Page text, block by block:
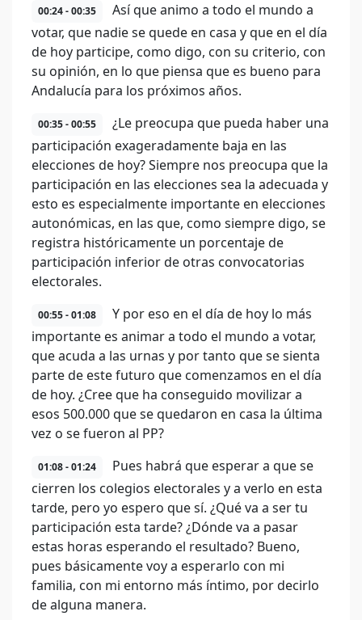
00:24 - 00:35
Así que animo a todo el mundo a
votar, que nadie se quede en casa y que en el día
de hoy participe, como digo, con su criterio, con
su opinión, en lo que piensa que es bueno para
Andalucía para los próximos años.
00:35 - 00:55
¿Le preocupa que pueda haber una
participación exageradamente baja en las
elecciones de hoy? Siempre nos preocupa que la
participación en las elecciones sea la adecuada y
esto es especialmente importante en elecciones
autonómicas, en las que, como siempre digo, se
registra históricamente un porcentaje de
participación inferior de otras convocatorias
electorales.
00:55 - 01:08
Y por eso en el día de hoy lo más
importante es animar a todo el mundo a votar,
que acuda a las urnas y por tanto que se sienta
parte de este futuro que comenzamos en el día
de hoy. ¿Cree que ha conseguido movilizar a
esos 500.000 que se quedaron en casa la última
vez o se fueron al PP?
01:08 - 01:24
Pues habrá que esperar a que se
cierren los colegios electorales y a verlo en esta
tarde, pero yo espero que sí. ¿Qué va a ser tu
participación esta tarde? ¿Dónde va a pasar
estas horas esperando el resultado? Bueno,
pues básicamente voy a esperarlo con mi
familia, con mi entorno más íntimo, por decirlo
de alguna manera.